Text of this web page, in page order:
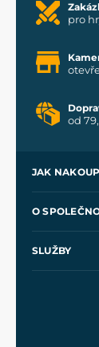
pro
od
JAK
O
SLUŽBY
Meče